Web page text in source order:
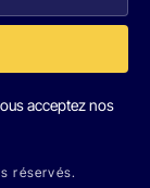
acceptez nos
réservés.